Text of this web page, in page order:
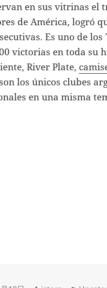
en sus vitrinas el
de América, logró
Es uno de
victorias en toda su
River Plate,
los únicos clubes
en una misma